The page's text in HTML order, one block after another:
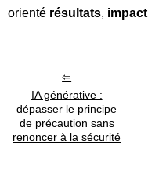
orienté résultats, impact
IA générative :
dépasser le principe
de précaution sans
renoncer à la sécurité